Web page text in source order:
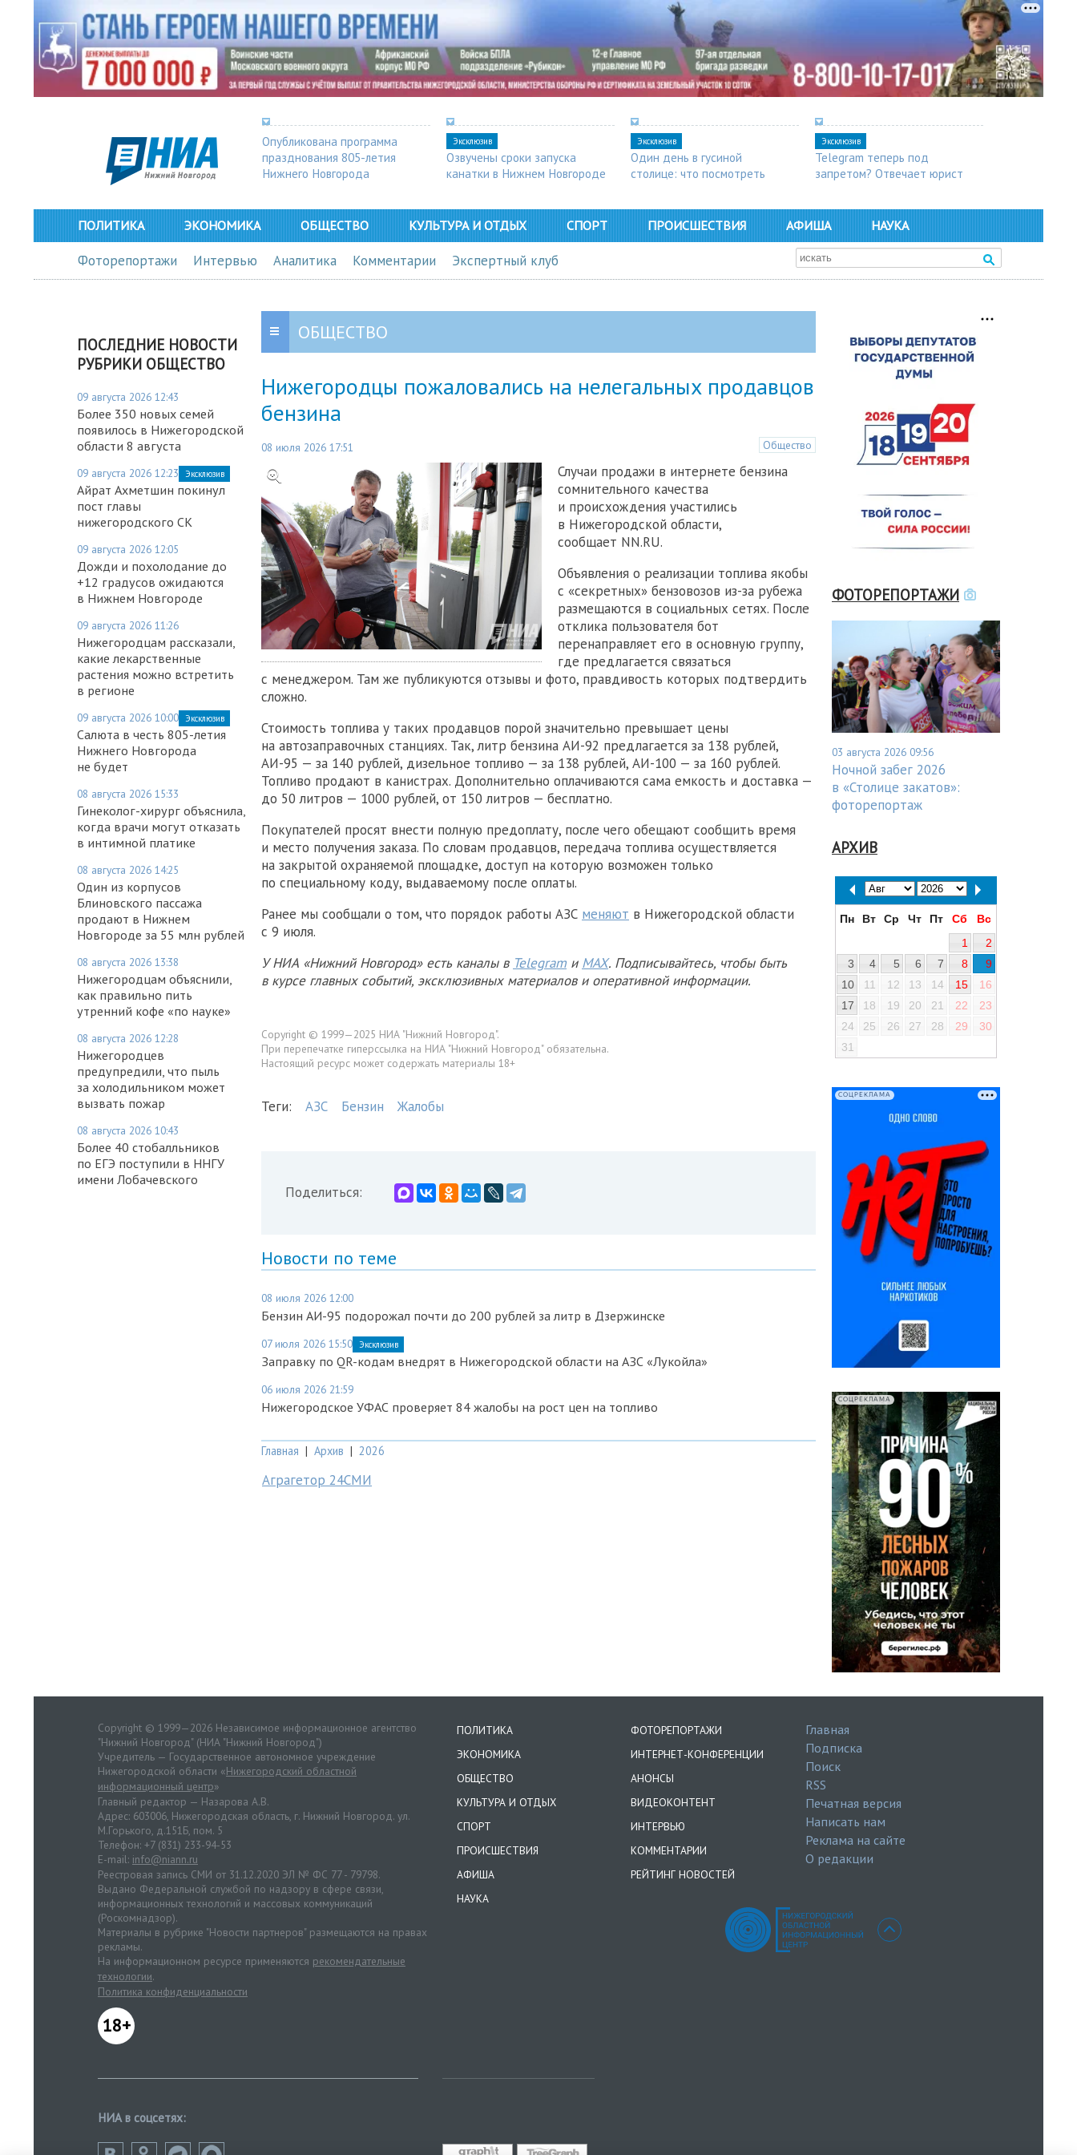
Опубликована программа
празднования 805-летия
Нижнего Новгорода
Эксклюзив
Озвучены сроки запуска
канатки в Нижнем Новгороде
Эксклюзив
Один день в гусиной
столице: что посмотреть
Эксклюзив
Telegram теперь под
запретом? Отвечает юрист
ПОЛИТИКА ЭКОНОМИКА ОБЩЕСТВО КУЛЬТУРА И ОТДЫХ СПОРТ ПРОИСШЕСТВИЯ АФИША НАУКА
Фоторепортажи Интервью Аналитика Комментарии Экспертный клуб
ПОСЛЕДНИЕ НОВОСТИ
РУБРИКИ ОБЩЕСТВО
09 августа 2026 12:43
Более 350 новых семей
появилось в Нижегородской
области 8 августа
09 августа 2026 12:23 Эксклюзив
Айрат Ахметшин покинул
пост главы
нижегородского СК
09 августа 2026 12:05
Дожди и похолодание до
+12 градусов ожидаются
в Нижнем Новгороде
09 августа 2026 11:26
Нижегородцам рассказали,
какие лекарственные
растения можно встретить
в регионе
09 августа 2026 10:00 Эксклюзив
Салюта в честь 805-летия
Нижнего Новгорода
не будет
08 августа 2026 15:33
Гинеколог-хирург объяснила,
когда врачи могут отказать
в интимной платике
08 августа 2026 14:25
Один из корпусов
Блиновского пассажа
продают в Нижнем
Новгороде за 55 млн рублей
08 августа 2026 13:38
Нижегородцам объяснили,
как правильно пить
утренний кофе «по науке»
08 августа 2026 12:28
Нижегородцев
предупредили, что пыль
за холодильником может
вызвать пожар
08 августа 2026 10:43
Более 40 стобалльников
по ЕГЭ поступили в ННГУ
имени Лобачевского
ОБЩЕСТВО
Нижегородцы пожаловались на нелегальных продавцов
бензина
08 июля 2026 17:51 Общество
Случаи продажи в интернете бензина
сомнительного качества
и происхождения участились
в Нижегородской области,
сообщает NN.RU.
Объявления о реализации топлива якобы
с «секретных» бензовозов из-за рубежа
размещаются в социальных сетях. После
отклика пользователя бот
перенаправляет его в основную группу,
где предлагается связаться
с менеджером. Там же публикуются отзывы и фото, правдивость которых подтвердить
сложно.
Стоимость топлива у таких продавцов порой значительно превышает цены
на автозаправочных станциях. Так, литр бензина АИ-92 предлагается за 138 рублей,
АИ-95 — за 140 рублей, дизельное топливо — за 138 рублей, АИ-100 — за 160 рублей.
Топливо продают в канистрах. Дополнительно оплачиваются сама емкость и доставка —
до 50 литров — 1000 рублей, от 150 литров — бесплатно.
Покупателей просят внести полную предоплату, после чего обещают сообщить время
и место получения заказа. По словам продавцов, передача топлива осуществляется
на закрытой охраняемой площадке, доступ на которую возможен только
по специальному коду, выдаваемому после оплаты.
Ранее мы сообщали о том, что порядок работы АЗС меняют в Нижегородской области
с 9 июля.
У НИА «Нижний Новгород» есть каналы в Telegram и MAX. Подписывайтесь, чтобы быть
в курсе главных событий, эксклюзивных материалов и оперативной информации.
Copyright © 1999—2025 НИА "Нижний Новгород".
При перепечатке гиперссылка на НИА "Нижний Новгород" обязательна.
Настоящий ресурс может содержать материалы 18+
Теги: АЗС Бензин Жалобы
Поделиться:
Новости по теме
08 июля 2026 12:00
Бензин АИ-95 подорожал почти до 200 рублей за литр в Дзержинске
07 июля 2026 15:50 Эксклюзив
Заправку по QR-кодам внедрят в Нижегородской области на АЗС «Лукойла»
06 июля 2026 21:59
Нижегородское УФАС проверяет 84 жалобы на рост цен на топливо
Главная | Архив | 2026
Аграгетор 24СМИ
ФОТОРЕПОРТАЖИ
03 августа 2026 09:56
Ночной забег 2026
в «Столице закатов»:
фоторепортаж
АРХИВ
Пн Вт Ср Чт Пт Сб
Вс
1
2
3
4 5 6 7 8
9
10
11 12 13 14 15
16
17
18 19 20 21 22
23
24
25 26 27 28 29
30
31
СОЦРЕКЛАМА
СОЦРЕКЛАМА
Copyright © 1999—2026 Независимое информационное агентство
"Нижний Новгород" (НИА "Нижний Новгород")
Учредитель — Государственное автономное учреждение
Нижегородской области «Нижегородский областной
информационный центр»
Главный редактор — Назарова А.В.
Адрес: 603006, Нижегородская область, г. Нижний Новгород. ул.
М.Горького, д.151Б, пом. 5
Телефон: +7 (831) 233-94-53
E-mail: info@niann.ru
Реестровая запись СМИ от 31.12.2020 ЭЛ № ФС 77 - 79798.
Выдано Федеральной службой по надзору в сфере связи,
информационных технологий и массовых коммуникаций
(Роскомнадзор).
Материалы в рубрике "Новости партнеров" размещаются на правах
рекламы.
На информационном ресурсе применяются рекомендательные
технологии.
Политика конфиденциальности
18+
ПОЛИТИКА
ЭКОНОМИКА
ОБЩЕСТВО
КУЛЬТУРА И ОТДЫХ
СПОРТ
ПРОИСШЕСТВИЯ
АФИША
НАУКА
ФОТОРЕПОРТАЖИ
ИНТЕРНЕТ-КОНФЕРЕНЦИИ
АНОНСЫ
ВИДЕОКОНТЕНТ
ИНТЕРВЬЮ
КОММЕНТАРИИ
РЕЙТИНГ НОВОСТЕЙ
Главная
Подписка
Поиск
RSS
Печатная версия
Написать нам
Реклама на сайте
О редакции
НИА в соцсетях: